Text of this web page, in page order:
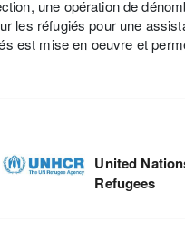
une opération de
les réfugiés pour une
est mise en oeuvre et
United
Refugees